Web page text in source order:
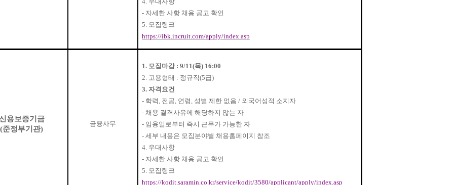
- 자세한 사항 채용 공고 확인
5. 모집링크
https://ibk.incruit.com/apply/index.asp
용보증기금
(준정부기관)
금융사무
1. 모집마감 : 9/11(목) 16:00
2. 고용형태 : 정규직(5급)
3. 자격요건
- 학력 , 전공, 연령 , 성별 제한 없음 / 외국어성적 소지자
- 채용 결격사유에 해당하지 않는 자
- 임용일로부터 즉시 근무가 가능한 자
- 세부 내용은 모집분야별 채용홈페이지 참조
4. 우대사항
- 자세한 사항 채용 공고 확인
5. 모집링크
https://kodit.saramin.co.kr/service/kodit/3580/applicant/apply/index.asp